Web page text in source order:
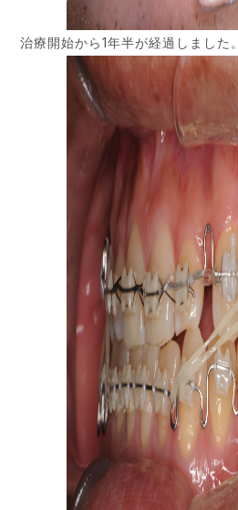
治療開始から1年半が経過しました。